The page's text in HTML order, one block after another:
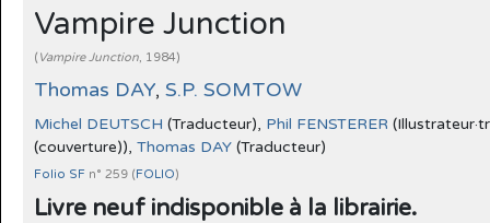
Vampire Junction
( Vampire Junction, 1984)
Thomas DAY, S.P. SOMTOW
Michel DEUTSCH (Traducteur), Phil FENSTERER
(couverture)), Thomas DAY (Traducteur)
Folio SF n° 259 (FOLIO)
Livre neuf indisponible à la librairie.